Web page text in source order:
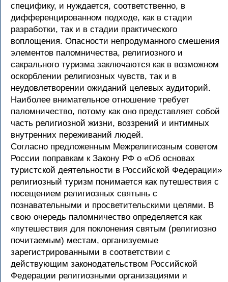
специфику, и нуждается, соответственно, в
дифференцированном подходе, как в стадии
разработки, так и в стадии практического
воплощения. Опасности непродуманного смешения
элементов паломничества, религиозного и
сакрального туризма заключаются как в возможном
оскорблении религиозных чувств, так и в
неудовлетворении ожиданий целевых аудиторий.
Наиболее внимательное отношение требует
паломничество, потому как оно представляет собой
часть религиозной жизни, воззрений и интимных
внутренних переживаний людей.
Согласно предложенным Межрелигиозным советом
России поправкам к Закону РФ о «Об основах
туристской деятельности в Российской Федерации»
религиозный туризм понимается как путешествия с
посещением религиозных святынь с
познавательными и просветительскими целями. В
свою очередь паломничество определяется как
«путешествия для поклонения святым (религиозно
почитаемым) местам, организуемые
зарегистрированными в соответствии с
действующим законодательством Российской
Федерации религиозными организациями и